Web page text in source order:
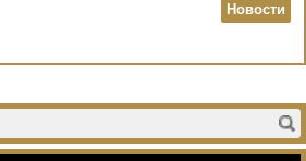
Новости